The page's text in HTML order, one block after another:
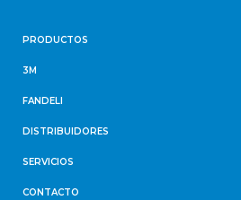
PRODUCTOS
3M
FANDELI
DISTRIBUIDORES
SERVICIOS
CONTACTO